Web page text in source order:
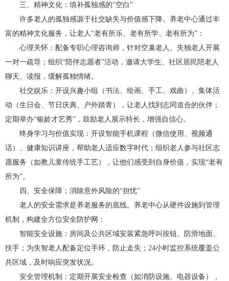
三、精神文化：填补孤独感的“空白”
许多老人的孤独感源于社交缺失与价值感下降。养老中心通过丰
富的精神文化服务，让老人“老有所乐、老有所学、老有所为”：
心理关怀：配备专职心理咨询师，针对空巢老人、失独老人开展
一对一疏导；组织“陪伴志愿者”活动，邀请大学生、社区居民陪老人
聊天、读报，缓解孤独情绪。
社交娱乐：开设兴趣小组（书法、绘画、手工、戏曲）、集体活
动（生日会、节日庆典、户外踏青），让老人找到志同道合的伙伴；
定期举办“银龄才艺秀”，鼓励老人展示特长，增强自信心。
终身学习与价值实现：开设智能手机课程（微信使用、视频通
话）、健康知识讲座，帮助老人适应数字时代；组织老人参与社区志
愿服务（如教儿童传统手工艺），让他们感受到自身价值，实现“老有
所为”。
四、安全保障：消除意外风险的“担忧”
老人的安全需求是养老服务的底线。养老中心从硬件设施到管理
机制，构建全方位安全防护网：
智能安全设施：房间及公共区域安装紧急呼叫按钮、防滑地面、
扶手；为失智老人配备定位手环，防止走失；24小时监控系统覆盖公
共区域，及时响应突发状况。
安全管理机制：定期开展安全检查（如消防设施、电器设备），